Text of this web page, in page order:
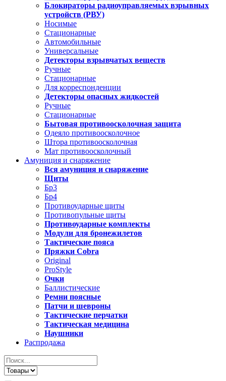
Блокираторы радиоуправляемых взрывных
устройств (РВУ)
Носимые
Стационарные
Автомобильные
Универсальные
Детекторы взрывчатых веществ
Ручные
Стационарные
Для корреспонденции
Детекторы опасных жидкостей
Ручные
Стационарные
Бытовая противоосколочная защита
Одеяло противоосколочное
Штора противоосколочная
Мат противоосколочный
Амуниция и снаряжение
Вся амуниция и снаряжение
Щиты
Бр3
Бр4
Противоударные щиты
Противопульные щиты
Противоударные комплекты
Модули для бронежилетов
Тактические пояса
Пряжки Cobra
Original
ProStyle
Очки
Баллистические
Ремни поясные
Патчи и шевроны
Тактические перчатки
Тактическая медицина
Наушники
Распродажа